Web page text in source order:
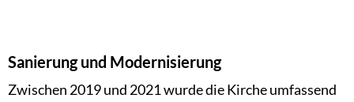
Sanierung und Modernisierung
Zwischen 2019 und 2021 wurde die Kirche umfassend